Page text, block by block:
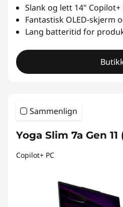
Slank og lett 14"
Fantastisk OLED-skjerm
Lang batteritid for
Sammenlign
Yoga Slim 7a Gen 11
Copilot+ PC